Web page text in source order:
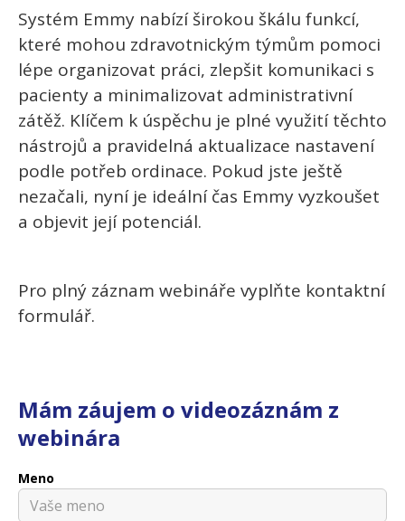
Systém Emmy nabízí širokou škálu funkcí,
které mohou zdravotnickým týmům pomoci
lépe organizovat práci, zlepšit komunikaci s
pacienty a minimalizovat administrativní
zátěž. Klíčem k úspěchu je plné využití těchto
nástrojů a pravidelná aktualizace nastavení
podle potřeb ordinace. Pokud jste ještě
nezačali, nyní je ideální čas Emmy vyzkoušet
a objevit její potenciál.
Pro plný záznam webináře vyplňte kontaktní
formulář.
Mám záujem o videozáznám z
webinára
Meno